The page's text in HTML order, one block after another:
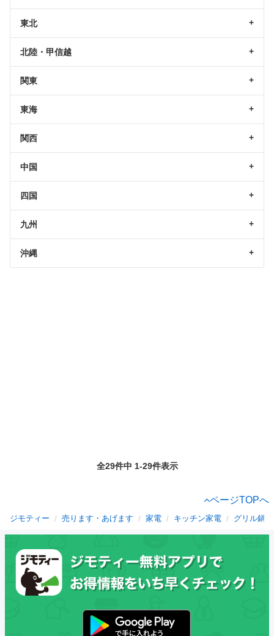
東北
北陸・甲信越
関東
東海
関西
中国
四国
九州
沖縄
全29件中 1-29件表示
ページTOPへ
ジモティー 売ります・あげます 家電 キッチン家電 グリル鍋